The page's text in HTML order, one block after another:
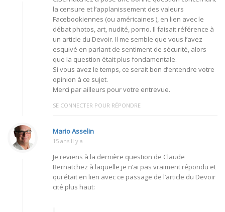
la censure et l’applanissement des valeurs
Facebookiennes (ou américaines ), en lien avec le
débat photos, art, nudité, porno. Il faisait référence à
un article du Devoir. Il me semble que vous l’avez
esquivé en parlant de sentiment de sécurité, alors
que la question était plus fondamentale.
Si vous avez le temps, ce serait bon d’entendre votre
opinion à ce sujet.
Merci par ailleurs pour votre entrevue.
SE CONNECTER POUR RÉPONDRE
Mario Asselin
15 ans Il y a
Je reviens à la dernière question de Claude
Bernatchez à laquelle je n’ai pas vraiment répondu et
qui était en lien avec ce passage de l’article du Devoir
cité plus haut: